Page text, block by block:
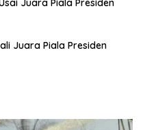
Juara Piala Presiden
Juara Piala Presiden